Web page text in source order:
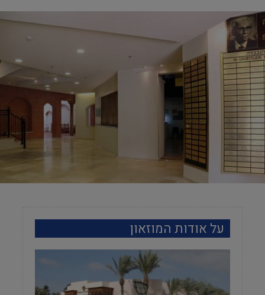
על אודות המוזאון